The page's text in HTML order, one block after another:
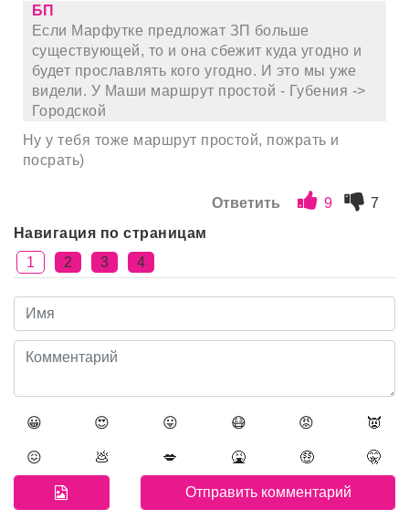
БП
Если Марфутке предложат ЗП больше
существующей, то и она сбежит куда угодно и
будет прославлять кого угодно. И это мы уже
видели. У Маши маршрут простой - Губения ->
Городской
Ну у тебя тоже маршрут простой, пожрать и
посрать)
Ответить 9
7
Навигация по страницам
1
2 3 4
😀 😍 😛 😷 😡 👿
😖 💩 💋 🤮 🤑 🤫